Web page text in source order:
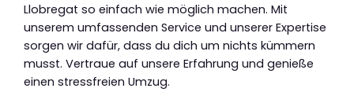
Llobregat so einfach wie möglich machen. Mit
unserem umfassenden Service und unserer Expertise
sorgen wir dafür, dass du dich um nichts kümmern
musst. Vertraue auf unsere Erfahrung und genieße
einen stressfreien Umzug.